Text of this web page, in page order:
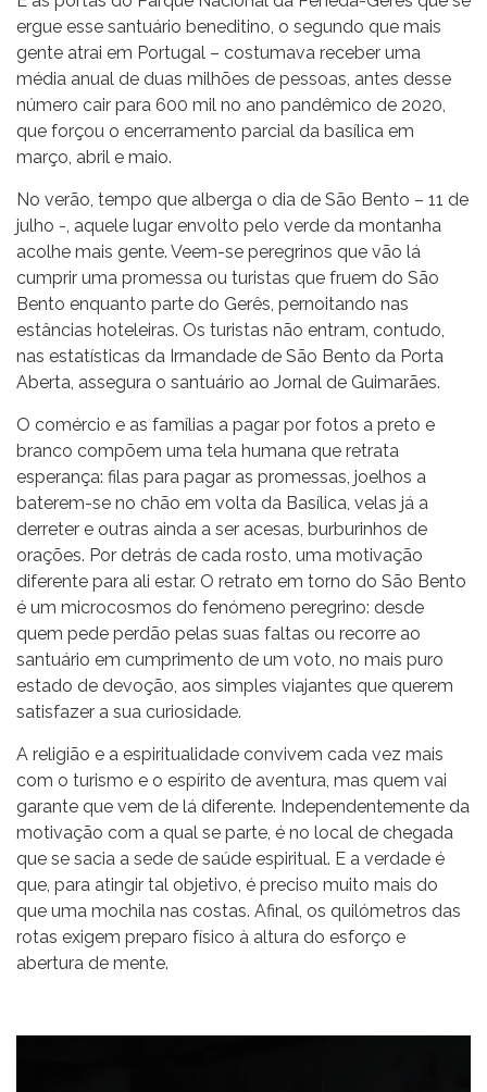
ergue esse santuário beneditino, o segundo que mais
gente atrai em Portugal – costumava receber uma
média anual de duas milhões de pessoas, antes desse
número cair para 600 mil no ano pandêmico de 2020,
que forçou o encerramento parcial da basílica em
março, abril e maio.
No verão, tempo que alberga o dia de São Bento – 11 de
julho -, aquele lugar envolto pelo verde da montanha
acolhe mais gente. Veem-se peregrinos que vão lá
cumprir uma promessa ou turistas que fruem do São
Bento enquanto parte do Gerês, pernoitando nas
estâncias hoteleiras. Os turistas não entram, contudo,
nas estatísticas da Irmandade de São Bento da Porta
Aberta, assegura o santuário ao Jornal de Guimarães.
O comércio e as famílias a pagar por fotos a preto e
branco compõem uma tela humana que retrata
esperança: filas para pagar as promessas, joelhos a
baterem-se no chão em volta da Basílica, velas já a
derreter e outras ainda a ser acesas, burburinhos de
orações. Por detrás de cada rosto, uma motivação
diferente para ali estar. O retrato em torno do São Bento
é um microcosmos do fenómeno peregrino: desde
quem pede perdão pelas suas faltas ou recorre ao
santuário em cumprimento de um voto, no mais puro
estado de devoção, aos simples viajantes que querem
satisfazer a sua curiosidade.
A religião e a espiritualidade convivem cada vez mais
com o turismo e o espírito de aventura, mas quem vai
garante que vem de lá diferente. Independentemente da
motivação com a qual se parte, é no local de chegada
que se sacia a sede de saúde espiritual. E a verdade é
que, para atingir tal objetivo, é preciso muito mais do
que uma mochila nas costas. Afinal, os quilómetros das
rotas exigem preparo físico à altura do esforço e
abertura de mente.